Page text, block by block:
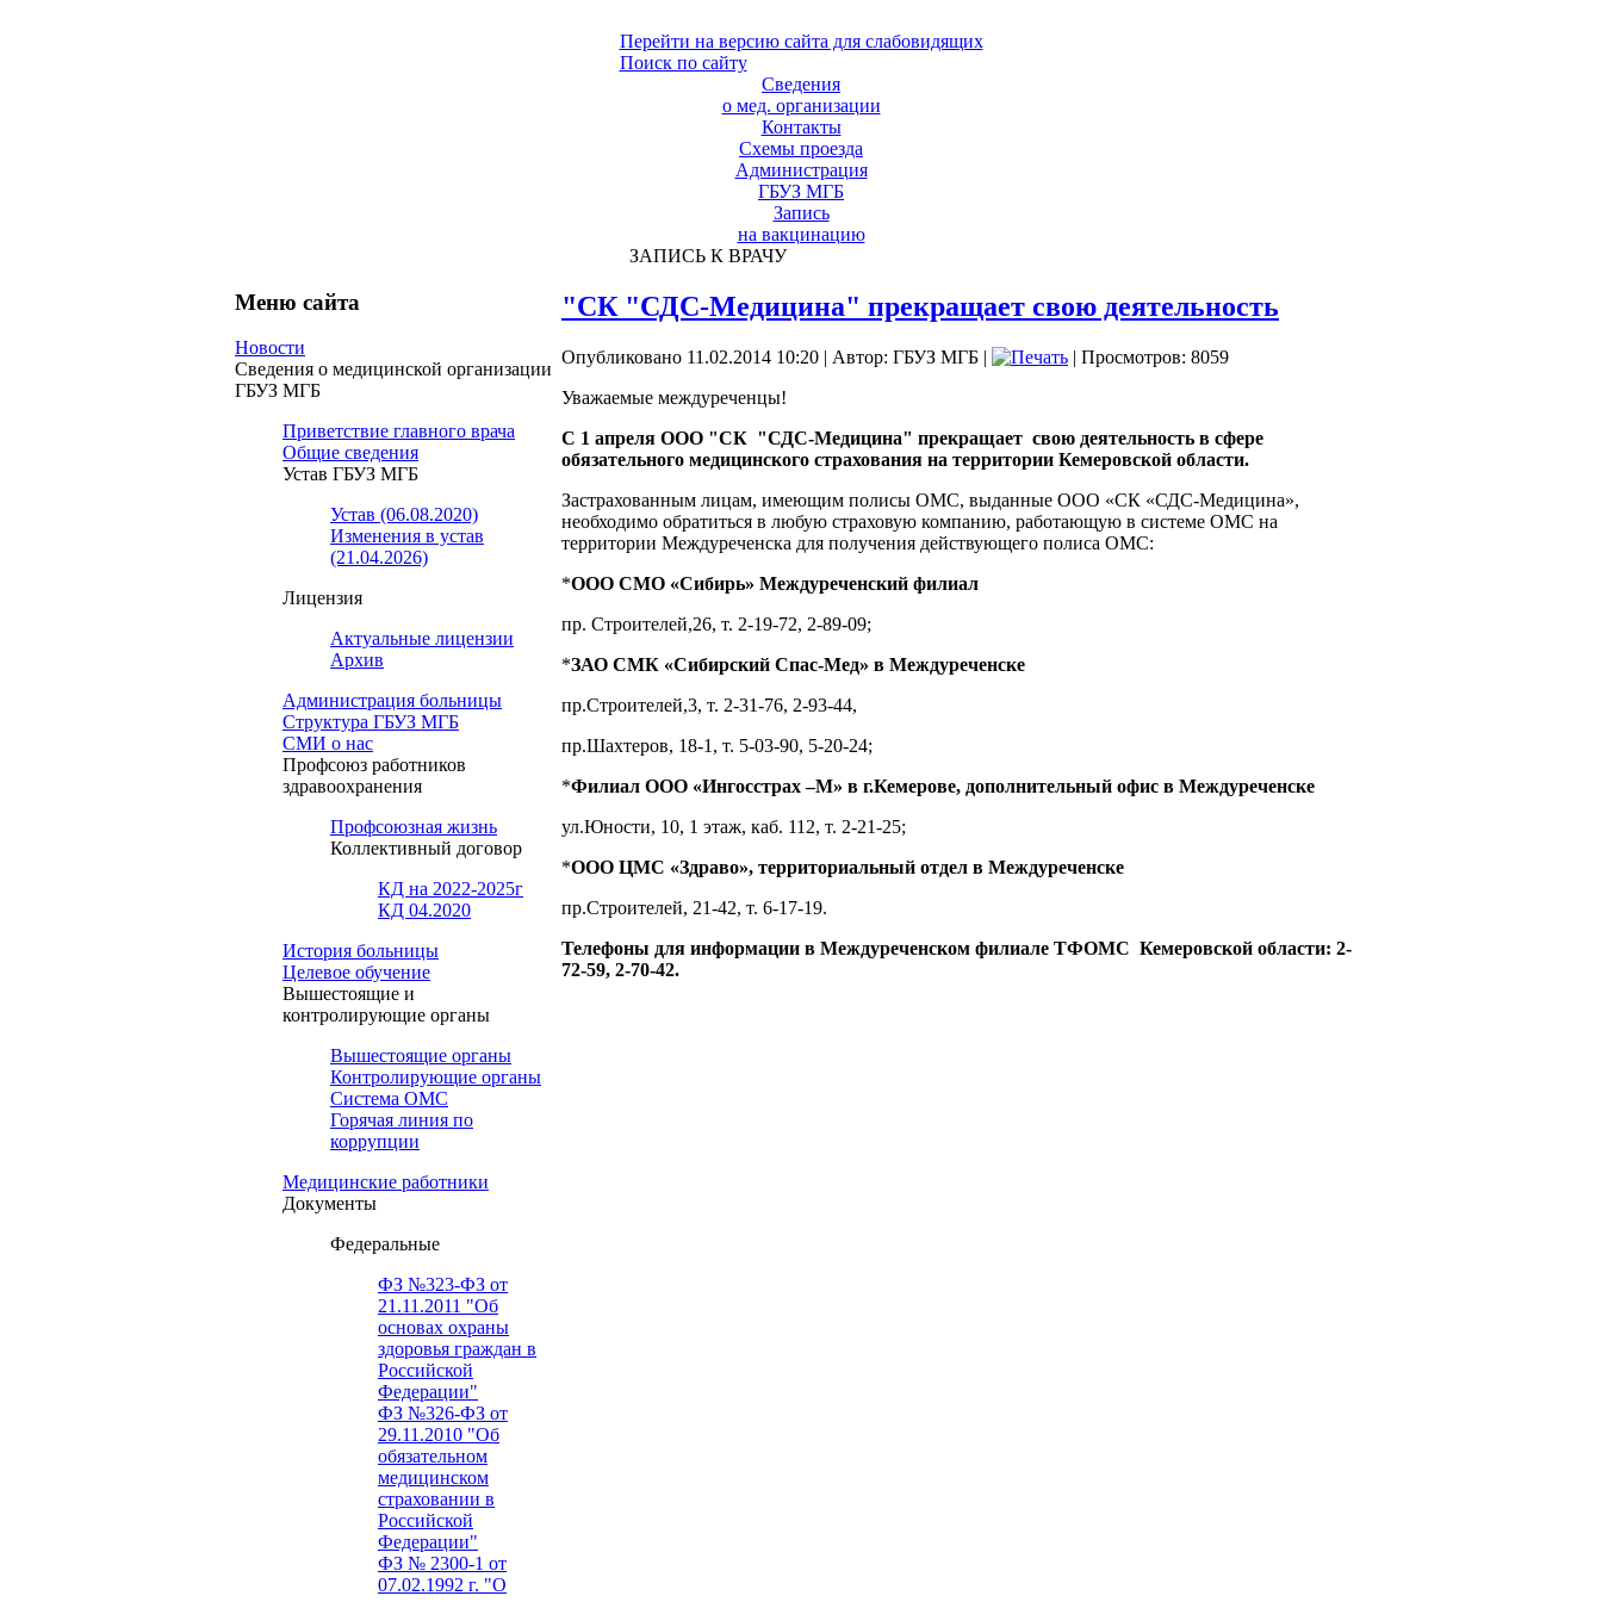
Перейти на версию сайта для слабовидящих
Поиск по сайту
Сведения
о мед. организации
Контакты
Схемы проезда
Администрация
ГБУЗ МГБ
Запись
на вакцинацию
ЗАПИСЬ К ВРАЧУ
Меню сайта
Новости
Сведения о медицинской организации
ГБУЗ МГБ
Приветствие главного врача
Общие сведения
Устав ГБУЗ МГБ
Устав (06.08.2020)
Изменения в устав
(21.04.2026)
Лицензия
Актуальные лицензии
Архив
Администрация больницы
Структура ГБУЗ МГБ
СМИ о нас
Профсоюз работников
здравоохранения
Профсоюзная жизнь
Коллективный договор
КД на 2022-2025г
КД 04.2020
История больницы
Целевое обучение
Вышестоящие и
контролирующие органы
Вышестоящие органы
Контролирующие органы
Система ОМС
Горячая линия по
коррупции
Медицинские работники
Документы
Федеральные
ФЗ №323-ФЗ от
21.11.2011 "Об
основах охраны
здоровья граждан в
Российской
Федерации"
ФЗ №326-ФЗ от
29.11.2010 "Об
обязательном
медицинском
страховании в
Российской
Федерации"
ФЗ № 2300-1 от
07.02.1992 г. "О
"СК "СДС-Медицина" прекращает свою деятельность
Опубликовано 11.02.2014 10:20 | Автор: ГБУЗ МГБ |
| Просмотров: 8059
Уважаемые междуреченцы!
С 1 апреля ООО "СК "СДС-Медицина" прекращает свою деятельность в сфере
обязательного медицинского страхования на территории Кемеровской области.
Застрахованным лицам, имеющим полисы ОМС, выданные ООО «СК «СДС-Медицина»,
необходимо обратиться в любую страховую компанию, работающую в системе ОМС на
территории Междуреченска для получения действующего полиса ОМС:
*ООО СМО «Сибирь» Междуреченский филиал
пр. Строителей,26, т. 2-19-72, 2-89-09;
*ЗАО СМК «Сибирский Спас-Мед» в Междуреченске
пр.Строителей,3, т. 2-31-76, 2-93-44,
пр.Шахтеров, 18-1, т. 5-03-90, 5-20-24;
*Филиал ООО «Ингосстрах –М» в г.Кемерове, дополнительный офис в Междуреченске
ул.Юности, 10, 1 этаж, каб. 112, т. 2-21-25;
*ООО ЦМС «Здраво», территориальный отдел в Междуреченске
пр.Строителей, 21-42, т. 6-17-19.
Телефоны для информации в Междуреченском филиале ТФОМС Кемеровской области: 2-
72-59, 2-70-42.